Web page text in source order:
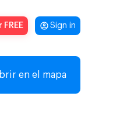
FREE Sign in
en el mapa